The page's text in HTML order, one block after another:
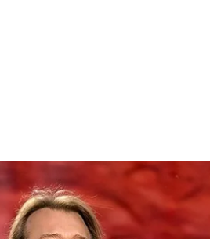
певец Олег Винник
Олег Винник/Facebook
партии на
партии Михаилом